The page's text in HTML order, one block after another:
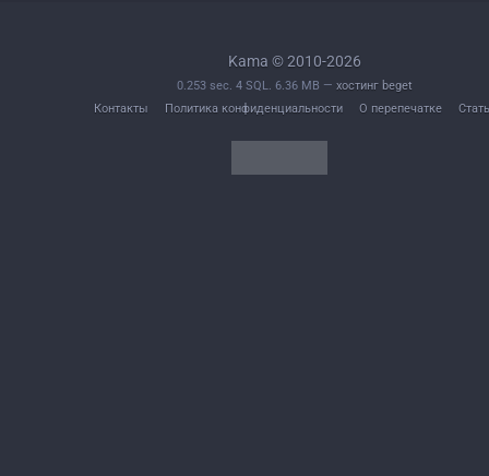
Kama © 2010-2026
0.253 sec. 4 SQL. 6.36 MB — хостинг beget
Контакты
Политика конфиденциальности О перепечатке